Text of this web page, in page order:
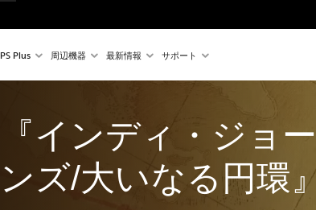
PS Plus 周辺機器 最新情報 サポート
『インディ・ジョー
ンズ/大いなる円環』